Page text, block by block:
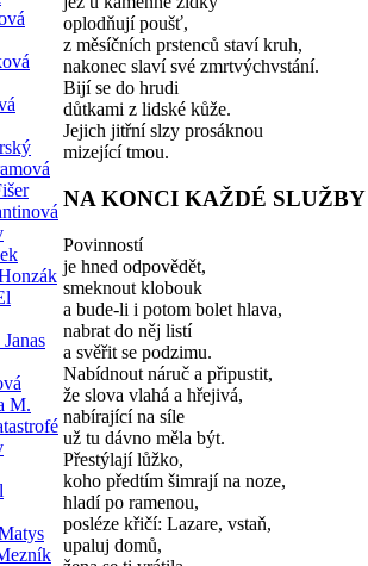
M.
oplodňují poušť,
z měsíčních prstenců staví kruh,
nakonec slaví své zmrtvýchvstání.
Bijí se do hrudi
důtkami z lidské kůže.
Jejich jitřní slzy prosáknou
mizející tmou.
NA KONCI KAŽDÉ SLUŽBY
Povinností
je hned odpovědět,
smeknout klobouk
a bude-li i potom bolet hlava,
nabrat do něj listí
a svěřit se podzimu.
Nabídnout náruč a připustit,
že slova vlahá a hřejivá,
nabírající na síle
už tu dávno měla být.
Přestýlají lůžko,
koho předtím šimrají na noze,
hladí po ramenou,
posléze křičí: Lazare, vstaň,
upaluj domů,